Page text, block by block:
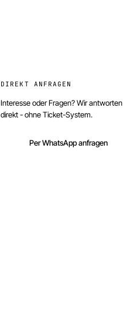
DIREKT ANFRAGEN
Interesse oder Fragen? Wir antworten
direkt - ohne Ticket-System.
Per WhatsApp anfragen